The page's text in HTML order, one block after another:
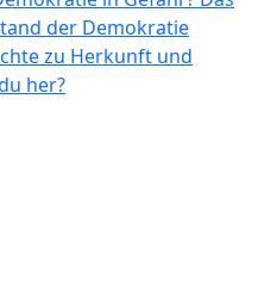
der Demokratie
zu Herkunft und
her?